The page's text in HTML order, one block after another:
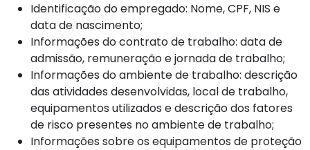
Identificação do empregado: Nome, CPF, NIS e
data de nascimento;
Informações do contrato de trabalho: data de
admissão, remuneração e jornada de trabalho;
Informações do ambiente de trabalho: descrição
das atividades desenvolvidas, local de trabalho,
equipamentos utilizados e descrição dos fatores
de risco presentes no ambiente de trabalho;
Informações sobre os equipamentos de proteção